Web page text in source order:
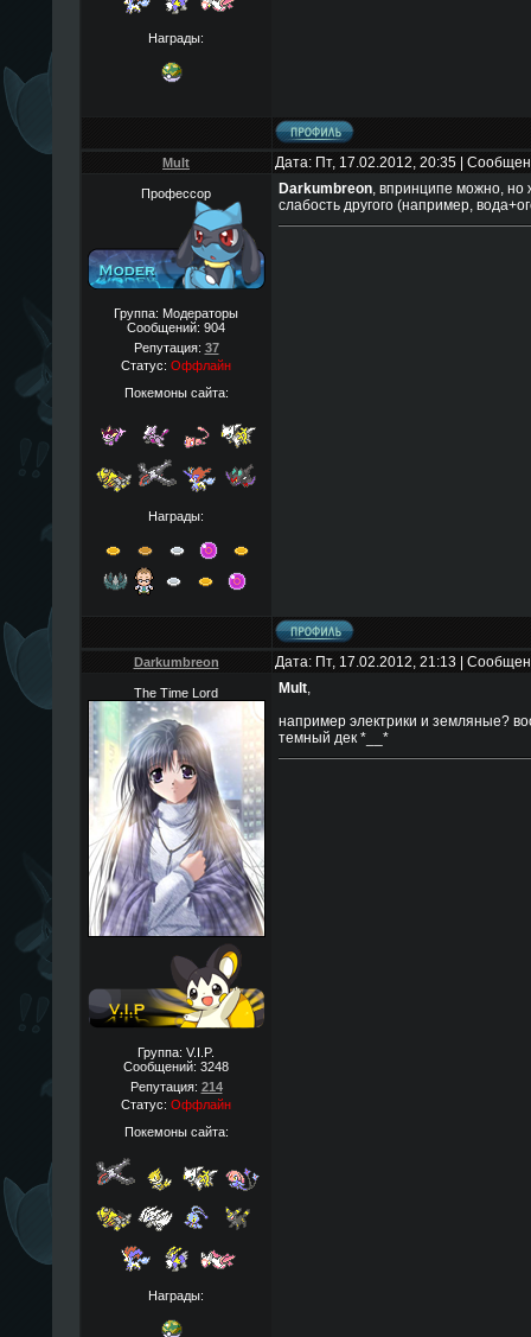
Награды:
Mult Дата: Пт, 17.02.2012, 20:35 |
Профессор
Группа: Модераторы
Сообщений: 904
Репутация: 37
Статус: Оффлайн
Покемоны сайта:
Награды:
Darkumbreon, впринципе можно, но
слабость другого (например,
Darkumbreon Дата: Пт, 17.02.2012, 21:13 |
The Time Lord
Группа: V.I.P.
Сообщений: 3248
Репутация: 214
Статус: Оффлайн
Покемоны сайта:
Награды:
Mult,
например электрики и земляные?
темный дек *__*